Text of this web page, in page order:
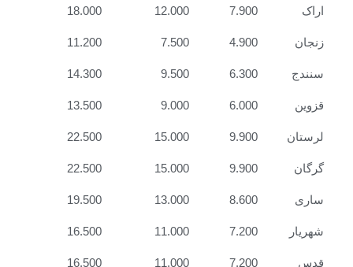
7.900
12.000
18.000
زنجان 4.900
7.500
11.200
سنندج 6.300
9.500
14.300
قزوین 6.000
9.000
13.500
لرستان 9.900
15.000
22.500
گرگان 9.900
15.000
22.500
ساری 8.600
13.000
19.500
شهریار 7.200
11.000
16.500
قدس 7.200
11.000
16.500